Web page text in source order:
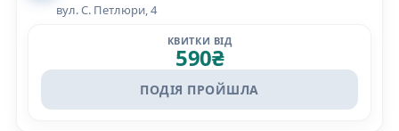
вул. С. Петлюри, 4
КВИТКИ ВІД
590₴
ПОДІЯ ПРОЙШЛА